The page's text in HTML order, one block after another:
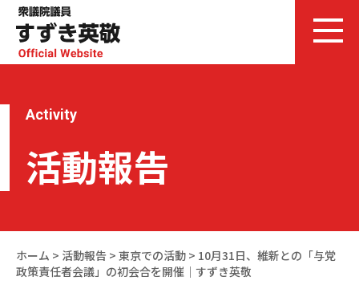
Activity
活動報告
ホーム > 活動報告 > 東京での活動 > 10月31日、維新との「与党
政策責任者会議」の初会合を開催｜すずき英敬